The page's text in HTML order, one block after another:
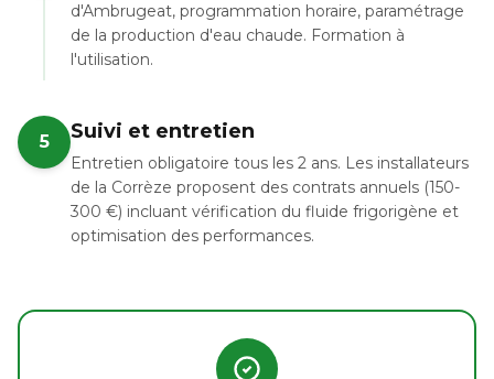
d'Ambrugeat, programmation horaire, paramétrage
de la production d'eau chaude. Formation à
l'utilisation.
5 Suivi et entretien
Entretien obligatoire tous les 2 ans. Les installateurs
de la Corrèze proposent des contrats annuels (150-
300 €) incluant vérification du fluide frigorigène et
optimisation des performances.